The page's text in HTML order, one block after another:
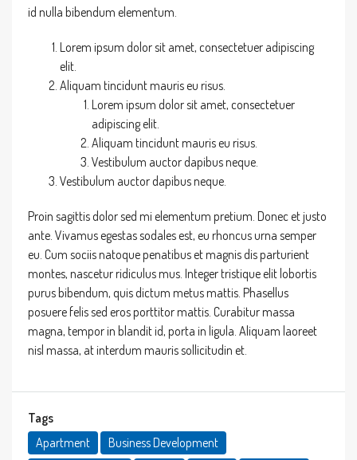
id nulla bibendum elementum.
Lorem ipsum dolor sit amet, consectetuer adipiscing
elit.
Aliquam tincidunt mauris eu risus.
Lorem ipsum dolor sit amet, consectetuer
adipiscing elit.
Aliquam tincidunt mauris eu risus.
Vestibulum auctor dapibus neque.
Vestibulum auctor dapibus neque.
Proin sagittis dolor sed mi elementum pretium. Donec et justo
ante. Vivamus egestas sodales est, eu rhoncus urna semper
eu. Cum sociis natoque penatibus et magnis dis parturient
montes, nascetur ridiculus mus. Integer tristique elit lobortis
purus bibendum, quis dictum metus mattis. Phasellus
posuere felis sed eros porttitor mattis. Curabitur massa
magna, tempor in blandit id, porta in ligula. Aliquam laoreet
nisl massa, at interdum mauris sollicitudin et.
Tags
Apartment
Business Development